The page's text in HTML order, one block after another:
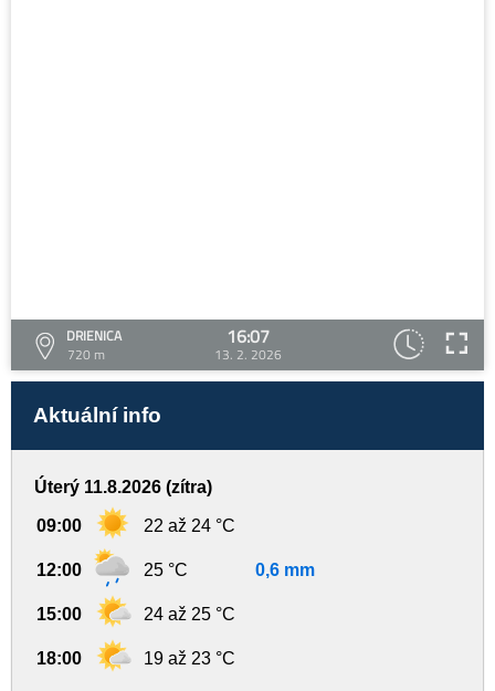
DRIENICA
720 m
16:07
13. 2. 2026
Aktuální info
Úterý 11.8.2026 (zítra)
09:00 22 až 24 °C
12:00 25 °C 0,6 mm
15:00 24 až 25 °C
18:00 19 až 23 °C